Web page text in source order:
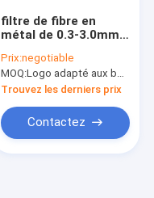
filtre de fibre en
métal de 0.3-3.0mm
Mesh Filter micro de
50 microns
Prix:negotiable
MOQ:Logo adapté aux besoins du client (Min. Order : 300 morceaux) d'emballage adapté aux besoins du clie
Trouvez les derniers prix
Contactez